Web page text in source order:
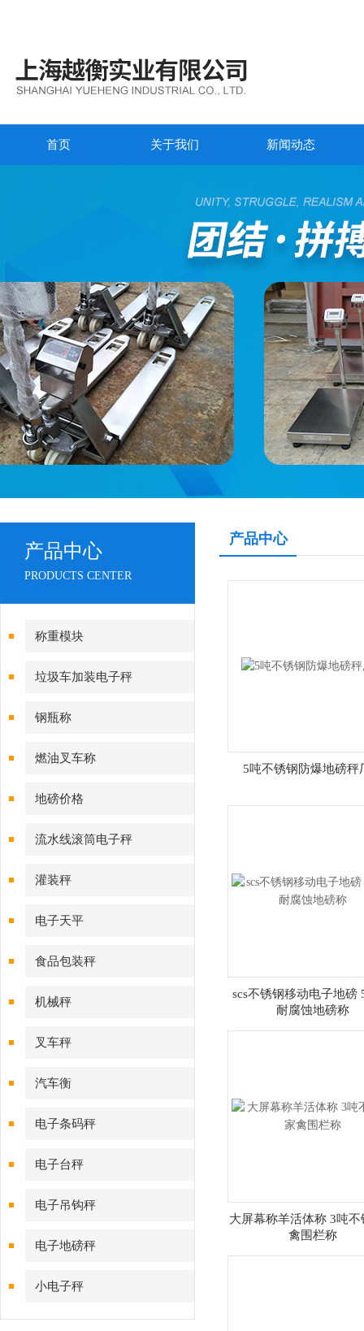
首页 关于我们 新闻动态
产品中心
PRODUCTS CENTER
称重模块
垃圾车加装电子秤
钢瓶称
燃油叉车称
地磅价格
流水线滚筒电子秤
灌装秤
电子天平
食品包装秤
机械秤
叉车秤
汽车衡
电子条码秤
电子台秤
电子吊钩秤
电子地磅秤
小电子秤
产品中心
5吨不锈钢防爆地磅秤
scs不锈钢移动电子地磅
耐腐蚀地磅称
大屏幕称羊活体称 3吨不
禽围栏称